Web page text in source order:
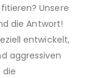
Unsere
die Antwort!
entwickelt,
aggressiven
die